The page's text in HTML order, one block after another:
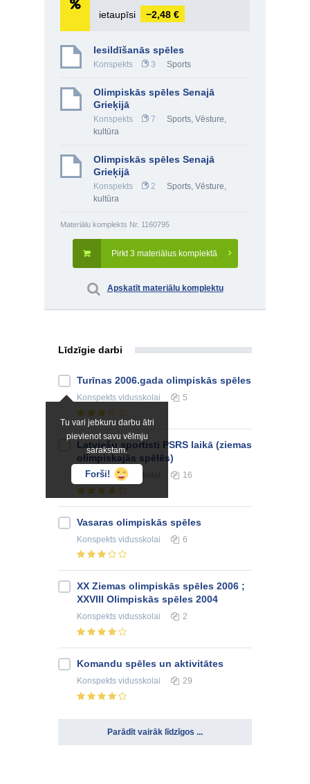
ietaupīsi
−2,48 €
Iesildīšanās spēles
Konspekts 3 Sports
Olimpiskās spēles Senajā
Grieķijā
Konspekts 7 Sports, Vēsture,
kultūra
Olimpiskās spēles Senajā
Grieķijā
Konspekts 2 Sports, Vēsture,
kultūra
Materiālu komplekts Nr. 1160795
Pirkt 3 materiālus komplektā
Apskatīt materiālu komplektu
Līdzīgie darbi
Tu vari jebkuru darbu ātri
pievienot savu vēlmju
sarakstam.
Forši!
Turīnas 2006.gada olimpiskās spēles
Konspekts vidusskolai 5
Latviešu sportisti PSRS laikā (ziemas
olimpiskajās spēlēs)
Konspektsvidusskolai 16
Vasaras olimpiskās spēles
Konspekts vidusskolai 6
XX Ziemas olimpiskās spēles 2006 ;
XXVIII Olimpiskās spēles 2004
Konspekts vidusskolai 2
Komandu spēles un aktivitātes
Konspekts vidusskolai 29
Parādīt vairāk līdzīgos ...